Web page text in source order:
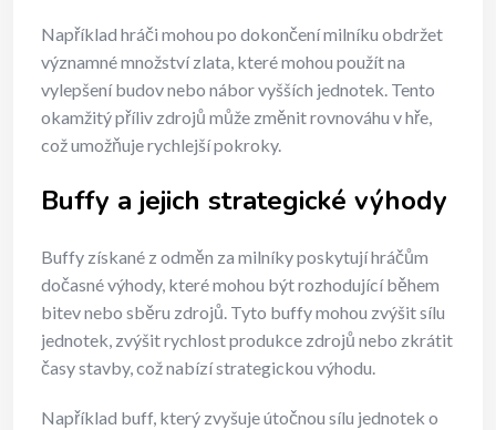
Například hráči mohou po dokončení milníku obdržet
významné množství zlata, které mohou použít na
vylepšení budov nebo nábor vyšších jednotek. Tento
okamžitý příliv zdrojů může změnit rovnováhu v hře,
což umožňuje rychlejší pokroky.
Buffy a jejich strategické výhody
Buffy získané z odměn za milníky poskytují hráčům
dočasné výhody, které mohou být rozhodující během
bitev nebo sběru zdrojů. Tyto buffy mohou zvýšit sílu
jednotek, zvýšit rychlost produkce zdrojů nebo zkrátit
časy stavby, což nabízí strategickou výhodu.
Například buff, který zvyšuje útočnou sílu jednotek o